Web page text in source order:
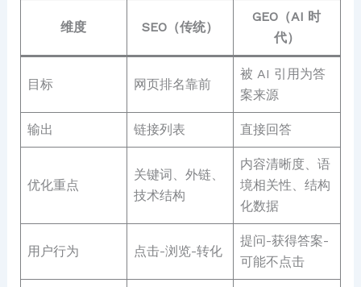
维度 SEO（传统）
GEO（AI 时
代）
目标 网页排名靠前
被 AI 引用为答
案来源
输出 链接列表 直接回答
优化重点
关键词、外链、
技术结构
内容清晰度、语
境相关性、结构
化数据
用户行为 点击-浏览-转化
提问-获得答案-
可能不点击